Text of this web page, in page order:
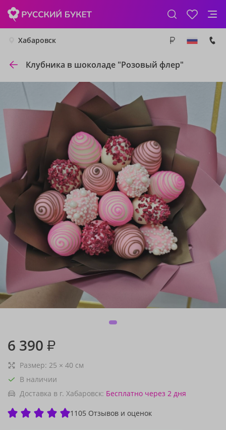
Хабаровск
Клубника в шоколаде "Розовый флер"
6 390 ₽
Размер: 25 × 40 см
В наличии
Доставка в г. Хабаровск: Бесплатно через 2 дня
1105 Отзывов и оценок